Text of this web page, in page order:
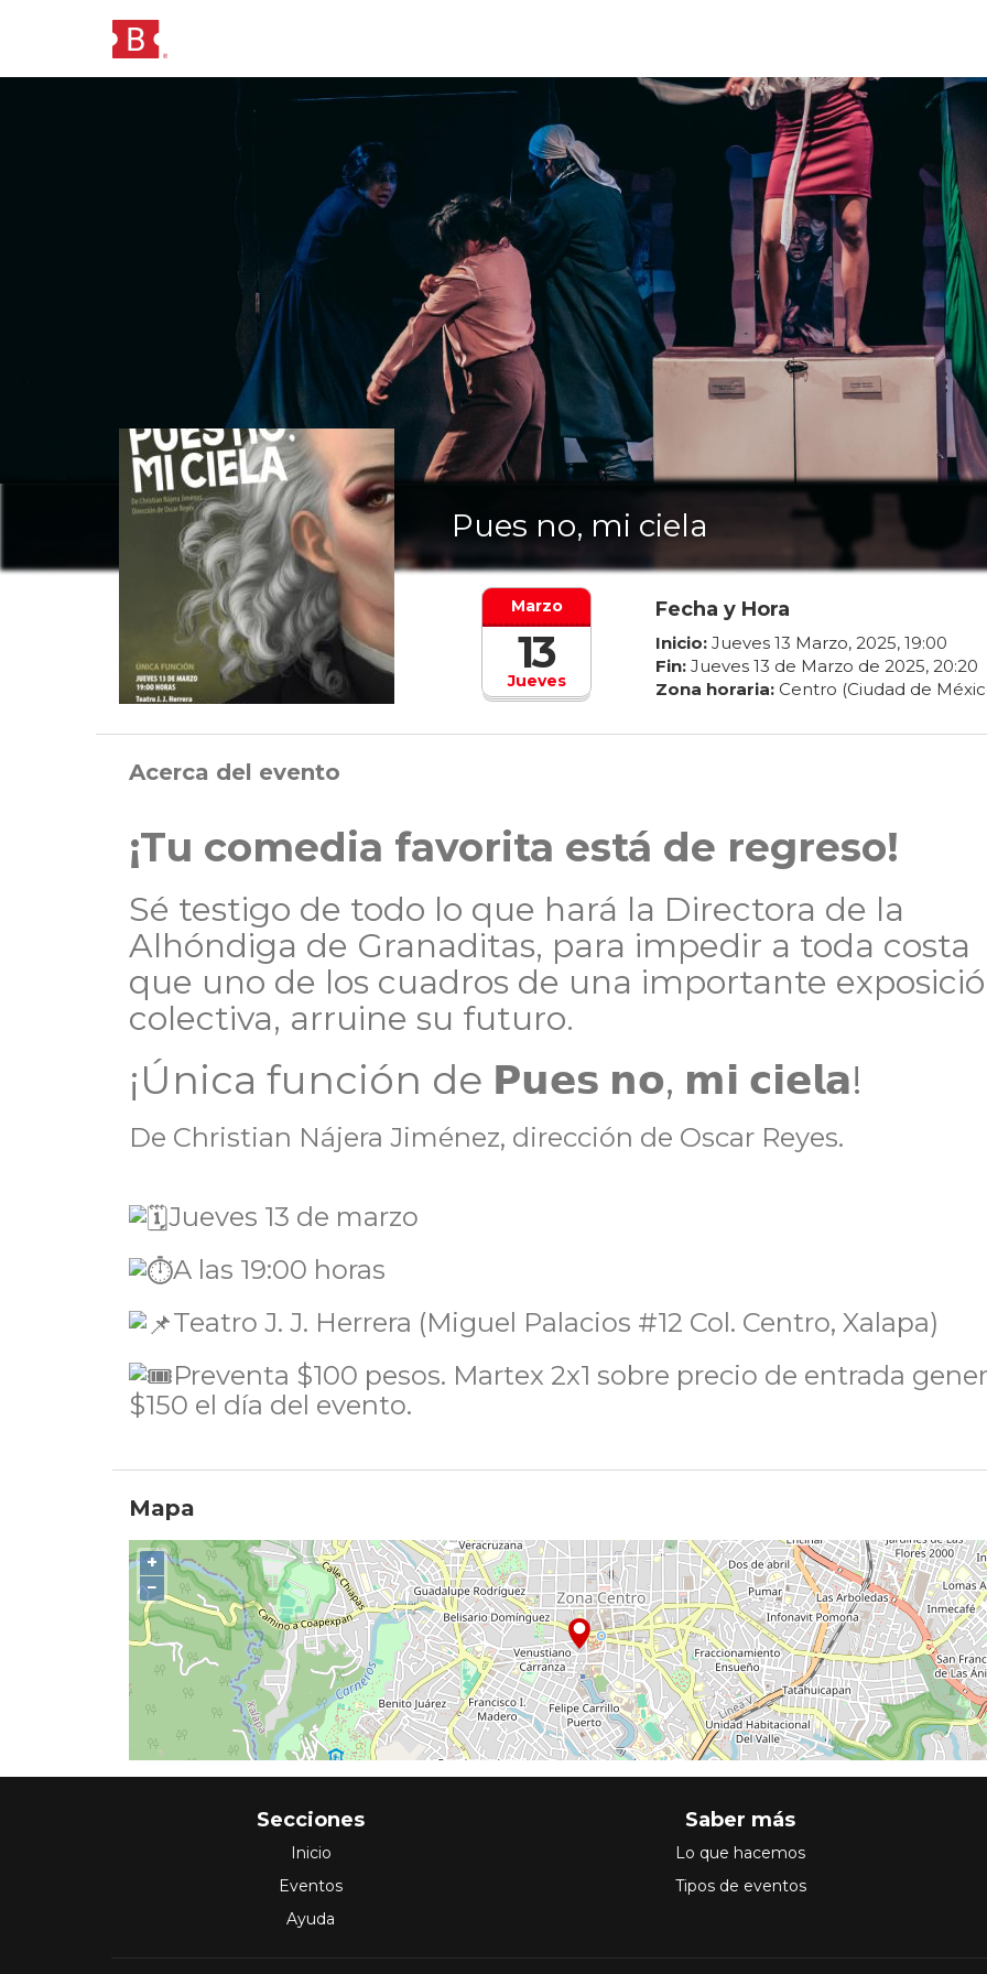
Pues no, mi ciela
Jueves
Marzo
13
Fecha y Hora
Inicio: Jueves 13 Marzo, 2025, 19:00
Fin: Jueves 13 de Marzo de 2025, 20:20
Zona horaria: Centro (Ciudad de
Acerca del evento
¡Tu comedia favorita está de regreso!
Sé testigo de todo lo que hará la Directora de la
Alhóndiga de Granaditas, para impedir a toda costa
que uno de los cuadros de una importante
colectiva, arruine su futuro.
¡Única función de 𝗣𝘂𝗲𝘀 𝗻𝗼, 𝗺𝗶 𝗰𝗶𝗲𝗹𝗮!
De Christian Nájera Jiménez, dirección de Oscar Reyes.
Jueves 13 de marzo
A las 19:00 horas
Teatro J. J. Herrera (Miguel Palacios #12 Col. Centro, Xalapa)
Preventa $100 pesos. Martex 2x1 sobre precio de entrada
$150 el día del evento.
Mapa
+
−
Secciones
Inicio
Eventos
Ayuda
Saber más
Lo que hacemos
Tipos de eventos